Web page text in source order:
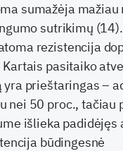
sumažėja mažiau
sutrikimų
rezistencija
pasitaiko
yra prieštaringas –
nei 50 proc., tačiau
išlieka padidėjęs
būdingesnė